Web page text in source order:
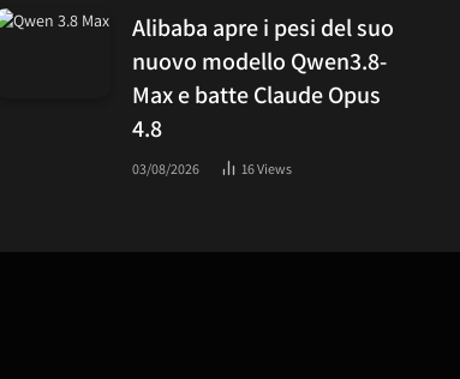
Alibaba apre i pesi del suo
nuovo modello Qwen3.8-
Max e batte Claude Opus
4.8
03/08/2026 16Views